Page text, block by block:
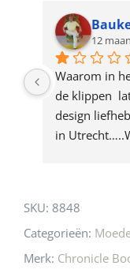
product
12
Waarom in
de klippen
design
in
SKU: 8848
Categorieën:
Merk: Chronicle